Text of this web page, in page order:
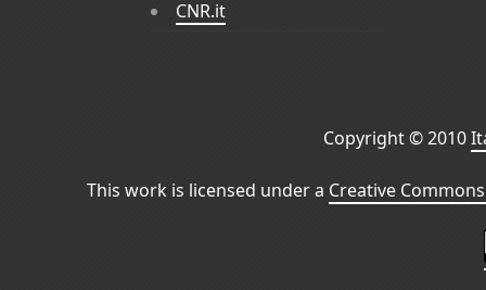
CNR.it
Copyright © 2010
This work is licensed under a Creative